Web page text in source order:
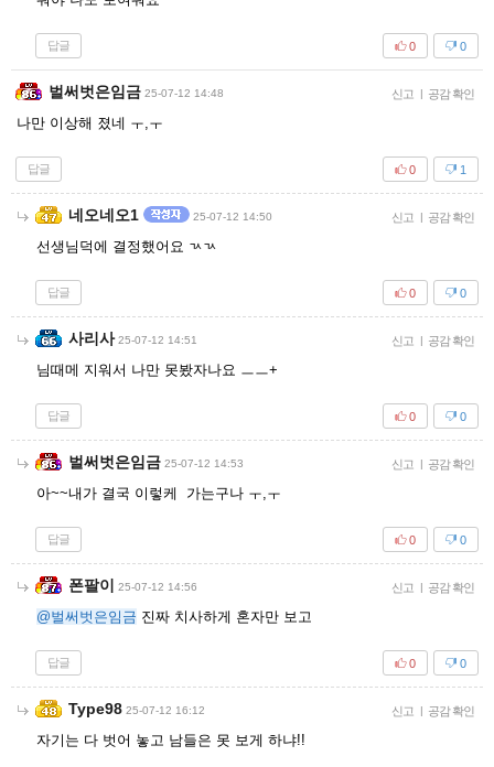
답글 0
0
벌써벗은임금 25-07-12 14:48 신고 | 공감 확인
나만 이상해 졌네 ㅜ,ㅜ
답글 1
0
네오네오1 25-07-12 14:50 신고 | 공감 확인
선생님덕에 결정했어요 ㄳㄳ
답글 0
0
사리사 25-07-12 14:51 신고 | 공감 확인
님때메 지워서 나만 못봤자나요 ㅡㅡ+
답글 0
0
벌써벗은임금 25-07-12 14:53 신고 | 공감 확인
아~~내가 결국 이렇케 가는구나 ㅜ,ㅜ
답글 0
0
폰팔이 25-07-12 14:56 신고 | 공감 확인
@벌써벗은임금 진짜 치사하게 혼자만 보고
답글 0
0
Type98 25-07-12 16:12 신고 | 공감 확인
자기는 다 벗어 놓고 남들은 못 보게 하냐!!